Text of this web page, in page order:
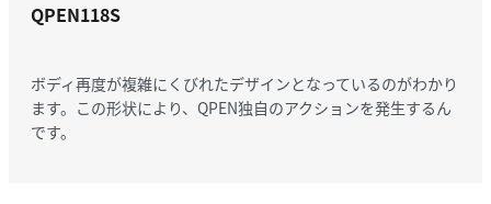
QPEN118S
ボディ再度が複雑にくびれたデザインとなっているのがわかり
ます。この形状により、QPEN独自のアクションを発生するん
です。